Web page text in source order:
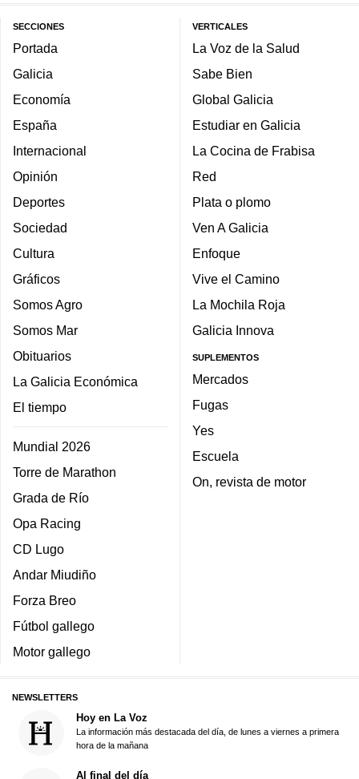
SECCIONES
Portada
Galicia
Economía
España
Internacional
Opinión
Deportes
Sociedad
Cultura
Gráficos
Somos Agro
Somos Mar
Obituarios
La Galicia Económica
El tiempo
Mundial 2026
Torre de Marathon
Grada de Río
Opa Racing
CD Lugo
Andar Miudiño
Forza Breo
Fútbol gallego
Motor gallego
VERTICALES
La Voz de la Salud
Sabe Bien
Global Galicia
Estudiar en Galicia
La Cocina de Frabisa
Red
Plata o plomo
Ven A Galicia
Enfoque
Vive el Camino
La Mochila Roja
Galicia Innova
SUPLEMENTOS
Mercados
Fugas
Yes
Escuela
On, revista de motor
NEWSLETTERS
Hoy en La Voz
La información más destacada del día, de lunes a viernes a primera
hora de la mañana
Al final del día